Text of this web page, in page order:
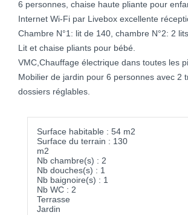
6 personnes, chaise haute pliante pour
Internet Wi-Fi par Livebox excellente
Chambre N°1: lit de 140, chambre N°2: 2
Lit et chaise pliants pour bébé.
VMC,Chauffage électrique dans toutes les
Mobilier de jardin pour 6 personnes avec 2
dossiers réglables.
Surface habitable : 54 m2
Surface du terrain : 130
m2
Nb chambre(s) : 2
Nb douches(s) : 1
Nb baignoire(s) : 1
Nb WC : 2
Terrasse
Jardin